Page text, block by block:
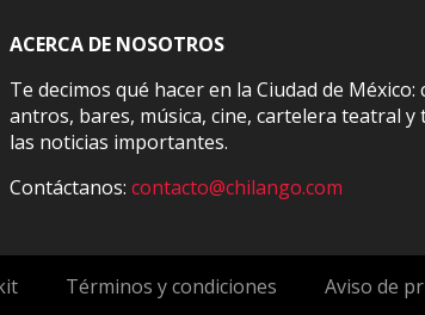
ACERCA DE NOSOTROS
Te decimos qué hacer en la Ciudad de México:
antros, bares, música, cine, cartelera teatral y
las noticias importantes.
Contáctanos:contacto@chilango.com
Términos y condiciones Aviso de